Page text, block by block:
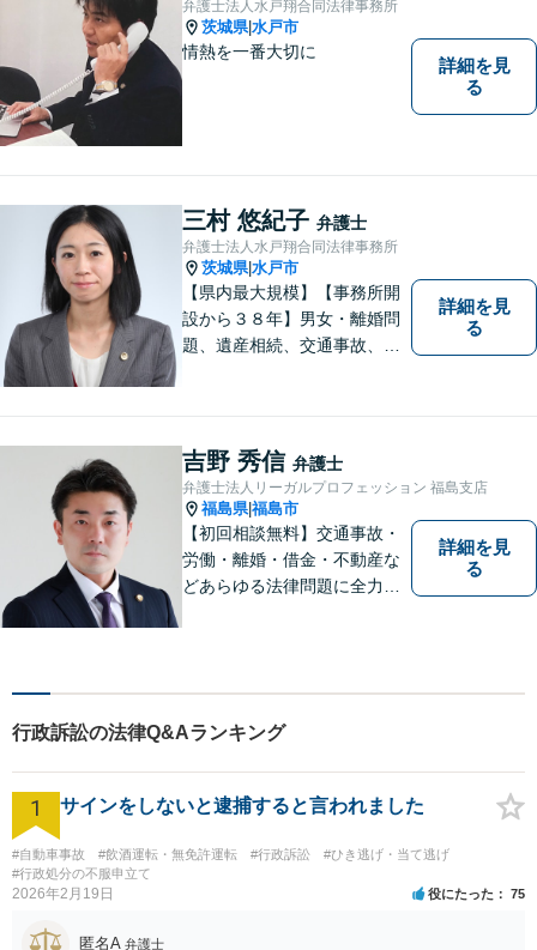
弁護士法人水戸翔合同法律事務所
茨城県|水戸市
情熱を一番大切に
詳細を見
る
三村 悠紀子 弁護士
弁護士法人水戸翔合同法律事務所
茨城県|水戸市
【県内最大規模】【事務所開
設から３８年】男女・離婚問
題、遺産相続、交通事故、労
地域密着の女性弁護士。お困
りごとがあればお気軽にご相
談ください！お一人おひとり
に誠実に向き合います。
詳細を見
る
吉野 秀信 弁護士
弁護士法人リーガルプロフェッション 福島支店
福島県|福島市
【初回相談無料】交通事故・
労働・離婚・借金・不動産な
どあらゆる法律問題に全力を
す。お困りの方はまずはご相
詳細を見
る
行政訴訟の法律Q&Aランキング
1 サインをしないと逮捕すると言われました
#自動車事故 #飲酒運転・無免許運転 #行政訴訟
#ひき逃げ・当て逃げ
#行政処分の不服申立て
2026年2月19日 役にたった 75
匿名A 弁護士